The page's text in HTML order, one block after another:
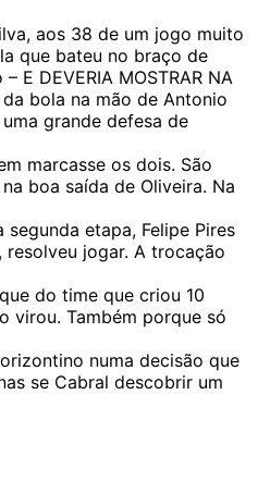
aos 38 de um jogo muito
que bateu no braço de
E DEVERIA MOSTRAR NA
bola na mão de Antonio
grande defesa de
marcasse os dois. São
boa saída de Oliveira. Na
etapa, Felipe Pires
jogar. A trocação
do time que criou 10
virou. Também porque só
numa decisão que
se Cabral descobrir um